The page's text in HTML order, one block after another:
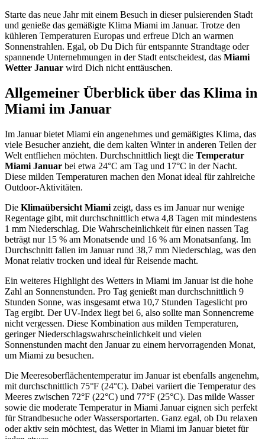
Starte das neue Jahr mit einem Besuch in dieser pulsierenden Stadt
und genieße das gemäßigte Klima Miami im Januar. Trotze den
kühleren Temperaturen Europas und erfreue Dich an warmen
Sonnenstrahlen. Egal, ob Du Dich für entspannte Strandtage oder
spannende Unternehmungen in der Stadt entscheidest, das Miami
Wetter Januar wird Dich nicht enttäuschen.
Allgemeiner Überblick über das Klima in
Miami im Januar
Im Januar bietet Miami ein angenehmes und gemäßigtes Klima, das
viele Besucher anzieht, die dem kalten Winter in anderen Teilen der
Welt entfliehen möchten. Durchschnittlich liegt die Temperatur
Miami Januar bei etwa 24°C am Tag und 17°C in der Nacht.
Diese milden Temperaturen machen den Monat ideal für zahlreiche
Outdoor-Aktivitäten.
Die Klimaübersicht Miami zeigt, dass es im Januar nur wenige
Regentage gibt, mit durchschnittlich etwa 4,8 Tagen mit mindestens
1 mm Niederschlag. Die Wahrscheinlichkeit für einen nassen Tag
beträgt nur 15 % am Monatsende und 16 % am Monatsanfang. Im
Durchschnitt fallen im Januar rund 38,7 mm Niederschlag, was den
Monat relativ trocken und ideal für Reisende macht.
Ein weiteres Highlight des Wetters in Miami im Januar ist die hohe
Zahl an Sonnenstunden. Pro Tag genießt man durchschnittlich 9
Stunden Sonne, was insgesamt etwa 10,7 Stunden Tageslicht pro
Tag ergibt. Der UV-Index liegt bei 6, also sollte man Sonnencreme
nicht vergessen. Diese Kombination aus milden Temperaturen,
geringer Niederschlagswahrscheinlichkeit und vielen
Sonnenstunden macht den Januar zu einem hervorragenden Monat,
um Miami zu besuchen.
Die Meeresoberflächentemperatur im Januar ist ebenfalls angenehm,
mit durchschnittlich 75°F (24°C). Dabei variiert die Temperatur des
Meeres zwischen 72°F (22°C) und 77°F (25°C). Das milde Wasser
sowie die moderate Temperatur in Miami Januar eignen sich perfekt
für Strandbesuche oder Wassersportarten. Ganz egal, ob Du relaxen
oder aktiv sein möchtest, das Wetter in Miami im Januar bietet für